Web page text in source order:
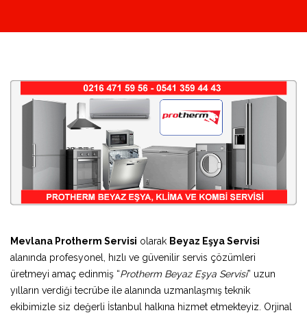
Mevlana Protherm Servisi olarak Beyaz Eşya Servisi
alanında profesyonel, hızlı ve güvenilir servis çözümleri
üretmeyi amaç edinmiş “Protherm Beyaz Eşya Servisi” uzun
yılların verdiği tecrübe ile alanında uzmanlaşmış teknik
ekibimizle siz değerli İstanbul halkına hizmet etmekteyiz. Orjinal